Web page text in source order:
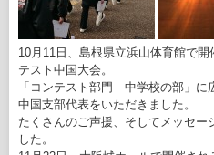
10月11日、島根県立浜山体育館で
テスト中国大会。
「コンテスト部門 中学校の部」に
中国支部代表をいただきました。
たくさんのご声援、そしてメッセー
した。